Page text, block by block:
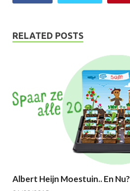
RELATED POSTS
Albert Heijn Moestuin.. En Nu?